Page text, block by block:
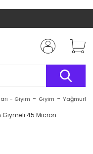
- Giyim Giyim